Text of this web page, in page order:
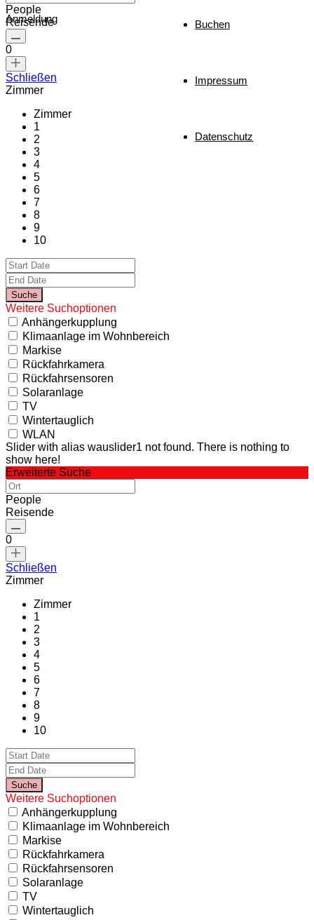
Buchen
Impressum
Datenschutz
Anmeldung
People
Reisende
0
Schließen
Zimmer
Zimmer
1
2
3
4
5
6
7
8
9
10
Weitere Suchoptionen
Anhängerkupplung
Klimaanlage im Wohnbereich
Markise
Rückfahrkamera
Rückfahrsensoren
Solaranlage
TV
Wintertauglich
WLAN
Slider with alias wauslider1 not found. There is nothing to
show here!
Erweiterte Suche
People
Reisende
0
Schließen
Zimmer
Zimmer
1
2
3
4
5
6
7
8
9
10
Weitere Suchoptionen
Anhängerkupplung
Klimaanlage im Wohnbereich
Markise
Rückfahrkamera
Rückfahrsensoren
Solaranlage
TV
Wintertauglich